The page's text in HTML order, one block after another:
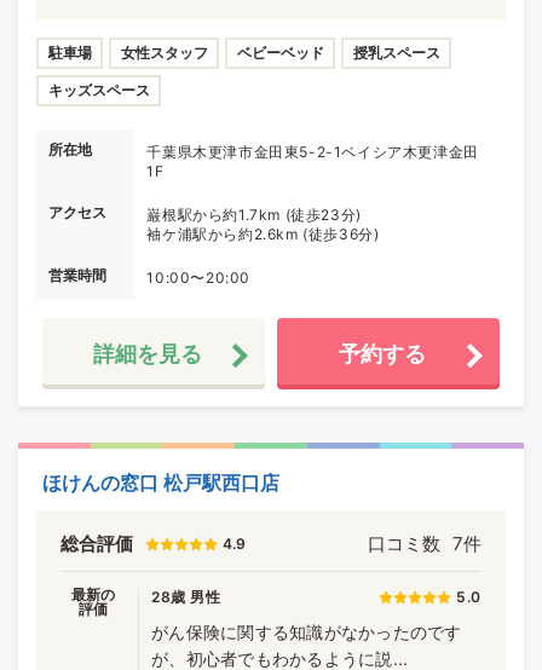
駐車場 女性スタッフ ベビーベッド 授乳スペース
キッズスペース
所在地
千葉県木更津市金田東5-2-1ベイシア木更津金田
1F
アクセス
巌根駅から約1.7km (徒歩23分)
袖ケ浦駅から約2.6km (徒歩36分)
営業時間 10:00〜20:00
詳細を見る 予約する
ほけんの窓口 松戸駅西口店
総合評価 4.9 口コミ数 7件
最新の
評価
28歳 男性 5.0
がん保険に関する知識がなかったのです
が、初心者でもわかるように説...